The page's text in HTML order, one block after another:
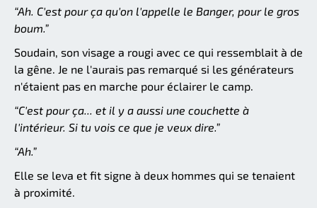
“Ah. C'est pour ça qu'on l'appelle le Banger, pour le gros
boum.”
Soudain, son visage a rougi avec ce qui ressemblait à de
la gêne. Je ne l'aurais pas remarqué si les générateurs
n'étaient pas en marche pour éclairer le camp.
“C'est pour ça... et il y a aussi une couchette à
l'intérieur. Si tu vois ce que je veux dire.”
“Ah.”
Elle se leva et fit signe à deux hommes qui se tenaient
à proximité.